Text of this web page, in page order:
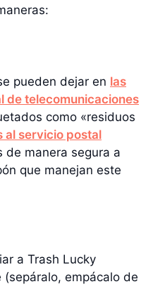
pueden dejar en las
de telecomunicaciones
como «residuos
al servicio postal
de manera segura a
que manejan este
a Trash Lucky
empácalo de